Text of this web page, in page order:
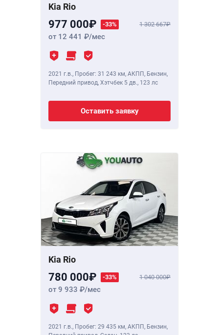
Kia Rio
977 000 -33% 1 302 667
от 12 441 /мес
2021 г.в., Пробег: 31 243 км, АКПП, Бензин,
Передний привод, Хэтчбек 5 дв., 123 лс
Оставить заявку
Kia Rio
780 000 -33% 1 040 000
от 9 933 /мес
2021 г.в., Пробег: 29 435 км, АКПП, Бензин,